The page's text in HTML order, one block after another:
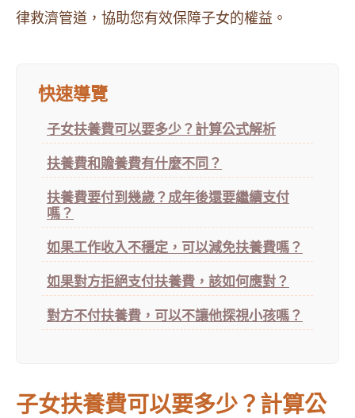
律救濟管道，協助您有效保障子女的權益。
快速導覽
子女扶養費可以要多少？計算公式解析
扶養費和贍養費有什麼不同？
扶養費要付到幾歲？成年後還要繼續支付
嗎？
如果工作收入不穩定，可以減免扶養費嗎？
如果對方拒絕支付扶養費，該如何應對？
對方不付扶養費，可以不讓他探視小孩嗎？
子女扶養費可以要多少？計算公